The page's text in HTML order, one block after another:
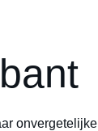
onvergetelijke